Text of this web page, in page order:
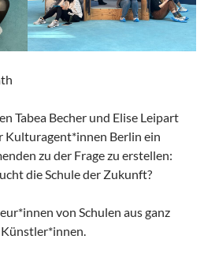
Tabea Becher und Elise Leipart
Kulturagent*innen Berlin ein
zu der Frage zu erstellen:
die Schule der Zukunft?
von Schulen aus ganz